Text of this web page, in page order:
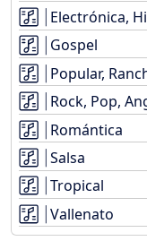
Electrónica,
Gospel
Popular,
Rock, Pop,
Romántica
Salsa
Tropical
Vallenato